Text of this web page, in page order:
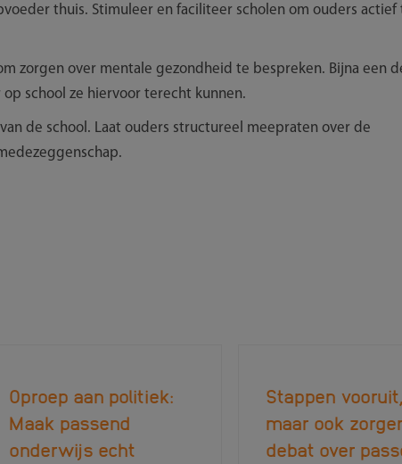
thuis. Stimuleer en faciliteer scholen om ouders actief
zorgen over mentale gezondheid te bespreken. Bijna een
school ze hiervoor terecht kunnen.
de school. Laat ouders structureel meepraten over de
Oproep aan politiek:
Maak passend
onderwijs echt
Stappen vooruit,
maar ook
debat over